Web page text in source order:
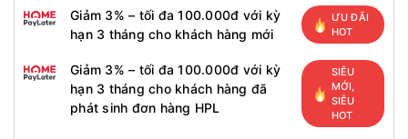
Giảm 3% – tối đa 100.000đ với kỳ
hạn 3 tháng cho khách hàng mới
ƯU ĐÃI
HOT
Giảm 3% – tối đa 100.000đ với kỳ
hạn 3 tháng cho khách hàng đã
phát sinh đơn hàng HPL
SIÊU
MỚI,
SIÊU
HOT